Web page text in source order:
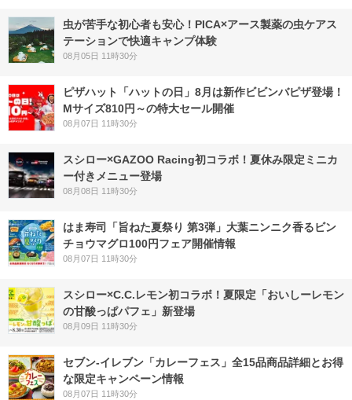
虫が苦手な初心者も安心！PICA×アース製薬の虫ケアス
テーションで快適キャンプ体験
08月05日 11時30分
ピザハット「ハットの日」8月は新作ビビンバピザ登場！
Mサイズ810円～の特大セール開催
08月07日 11時30分
スシロー×GAZOO Racing初コラボ！夏休み限定ミニカ
ー付きメニュー登場
08月08日 11時30分
はま寿司「旨ねた夏祭り 第3弾」大葉ニンニク香るビン
チョウマグロ100円フェア開催情報
08月07日 11時30分
スシロー×C.C.レモン初コラボ！夏限定「おいしーレモン
の甘酸っぱパフェ」新登場
08月09日 11時30分
セブン‐イレブン「カレーフェス」全15品商品詳細とお得
な限定キャンペーン情報
08月07日 11時30分